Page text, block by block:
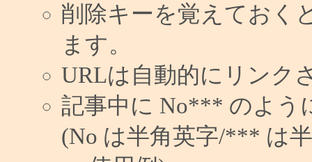
削除キーを覚えておく
ます。
URLは自動的にリンク
記事中に No*** のよう
(No は半角英字/*** は